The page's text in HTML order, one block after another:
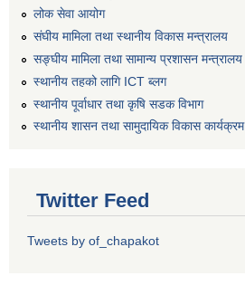
लोक सेवा आयोग
संघीय मामिला तथा स्थानीय विकास मन्त्रालय
सङ्घीय मामिला तथा सामान्य प्रशासन मन्त्रालय
स्थानीय तहको लागि ICT ब्लग
स्थानीय पूर्वाधार तथा कृषि सडक विभाग
स्थानीय शासन तथा सामुदायिक विकास कार्यक्रम
Twitter Feed
Tweets by of_chapakot